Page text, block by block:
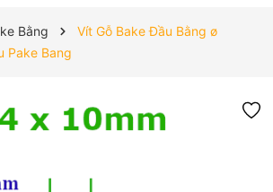
Bằng
Vít Gỗ Bake Đầu Bằng ø
Pake Bang